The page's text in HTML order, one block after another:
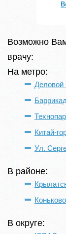
Возможно
врачу:
На метро:
Деловой
Китай-
Ул.
В районе:
Коньково
В округе: